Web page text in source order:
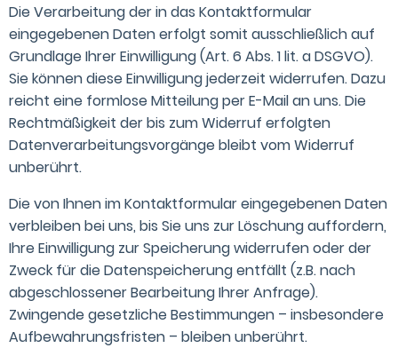
Die Verarbeitung der in das Kontaktformular
eingegebenen Daten erfolgt somit ausschließlich auf
Grundlage Ihrer Einwilligung (Art. 6 Abs. 1 lit. a DSGVO).
Sie können diese Einwilligung jederzeit widerrufen. Dazu
reicht eine formlose Mitteilung per E-Mail an uns. Die
Rechtmäßigkeit der bis zum Widerruf erfolgten
Datenverarbeitungsvorgänge bleibt vom Widerruf
unberührt.
Die von Ihnen im Kontaktformular eingegebenen Daten
verbleiben bei uns, bis Sie uns zur Löschung auffordern,
Ihre Einwilligung zur Speicherung widerrufen oder der
Zweck für die Datenspeicherung entfällt (z.B. nach
abgeschlossener Bearbeitung Ihrer Anfrage).
Zwingende gesetzliche Bestimmungen – insbesondere
Aufbewahrungsfristen – bleiben unberührt.